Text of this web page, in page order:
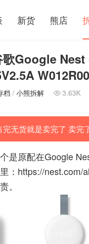
新货 熊店
歌Google
档 / 小熊拆解  3.63K
无货就是卖完了 卖完
是原配在Google
： https://nest.com/
。